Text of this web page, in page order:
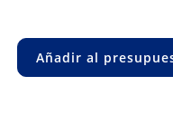
Añadir al